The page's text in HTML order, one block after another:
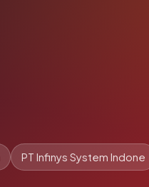
PT Infinys System Indone